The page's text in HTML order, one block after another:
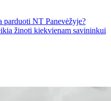
parduoti NT Panevėžyje?
žinoti kiekvienam savininkui